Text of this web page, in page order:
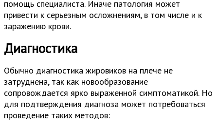
помощь специалиста. Иначе патология может
привести к серьезным осложнениям, в том числе и к
заражению крови.
Диагностика
Обычно диагностика жировиков на плече не
затруднена, так как новообразование
сопровождается ярко выраженной симптоматикой. Но
для подтверждения диагноза может потребоваться
проведение таких методов: